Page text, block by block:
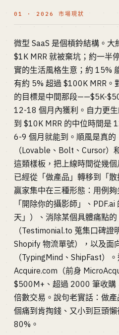
01 · 2026 市場現狀
微型 SaaS 是個槓鈴結構。大
$1K MRR 就被棄坑；約一半
實的生活風格生意；約 15%
有約 5% 超過 $100K MRR。
的目標是中間那段——$5K-
12-18 個月內獲利。自力更
到 $10K MRR 的中位時間是
6-9 個月就能到。順風是真的
（Lovable、Bolt、Cursor）
這類樣板，把上線時間從幾
已經從「做產品」轉移到「
贏家集中在三種形態：用例
「開除你的攝影師」、
天」）、消除某個具體痛點
（Testimonial.to 蒐集口碑
Shopify 物流單號），以及面
（TypingMind、ShipFast）
Acquire.com（前身
$500M+、超過 2000 筆收購
倍數交易。說句老實話：做
個痛到肯掏錢、又小到巨頭
80%。